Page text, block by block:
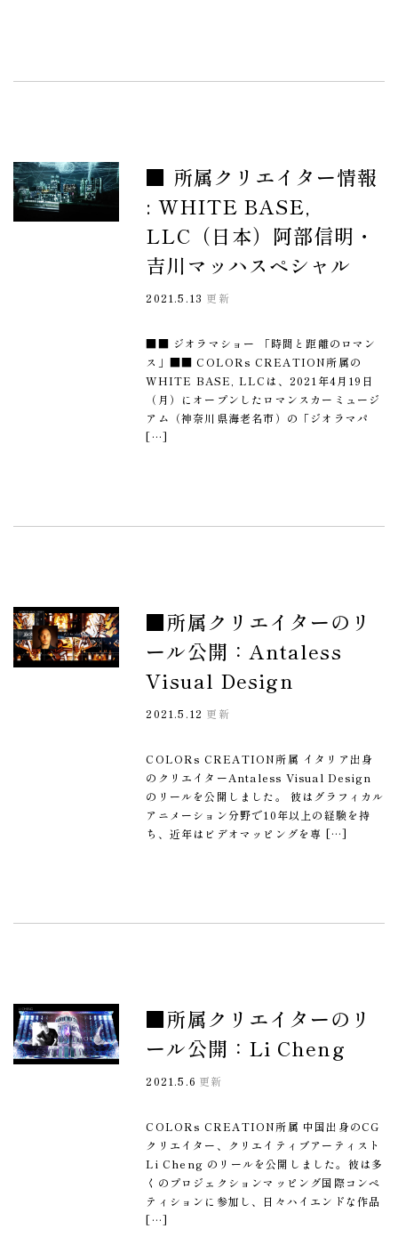
■ 所属クリエイター情報
: WHITE BASE,
LLC（日本）阿部信明・
吉川マッハスペシャル
2021.5.13 更新
■■ ジオラマショー 「時間と距離のロマン
ス」■■ COLORs CREATION所属の
WHITE BASE, LLCは、2021年4月19日
（月）にオープンしたロマンスカーミュージ
アム（神奈川県海老名市）の「ジオラマパ
[…]
■所属クリエイターのリ
ール公開：Antaless
Visual Design
2021.5.12 更新
COLORs CREATION所属 イタリア出身
のクリエイターAntaless Visual Design
のリールを公開しました。 彼はグラフィカル
アニメーション分野で10年以上の経験を持
ち、近年はビデオマッピングを専 […]
■所属クリエイターのリ
ール公開：Li Cheng
2021.5.6 更新
COLORs CREATION所属 中国出身のCG
クリエイター、クリエイティブアーティスト
Li Cheng のリールを公開しました。彼は多
くのプロジェクションマッピング国際コンペ
ティションに参加し、日々ハイエンドな作品
[…]